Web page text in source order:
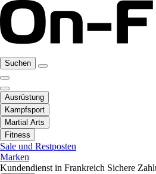
Suchen
Ausrüstung
Kampfsport
Martial Arts
Fitness
Sale und Restposten
Marken
Kundendienst in Frankreich Sichere